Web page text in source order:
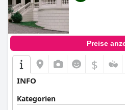
Preise
$
INFO
Kategorien